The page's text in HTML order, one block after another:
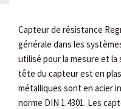
Capteur de résistance
générale dans les
utilisé pour la mesure et
tête du capteur est en
métalliques sont en acier
norme DIN 1.4301. Les